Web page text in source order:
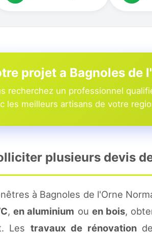
projet a Bagnoles de
recherchez un professionnel
les meilleurs artisans de votre
plusieurs devis
à Bagnoles de l'Orne
, en aluminium ou en bois,
Les travaux de rénovationde